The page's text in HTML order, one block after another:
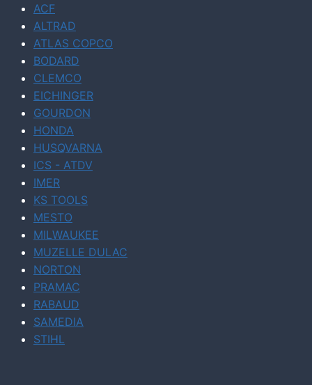
ACF
ALTRAD
ATLAS COPCO
BODARD
CLEMCO
EICHINGER
GOURDON
HONDA
HUSQVARNA
ICS - ATDV
IMER
KS TOOLS
MESTO
MILWAUKEE
MUZELLE DULAC
NORTON
PRAMAC
RABAUD
SAMEDIA
STIHL